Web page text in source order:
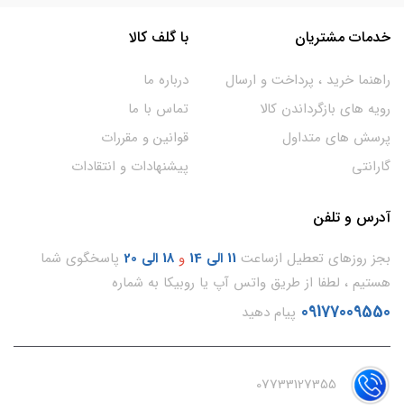
خدمات مشتریان
راهنما خرید ، پرداخت و ارسال
رویه های بازگرداندن کالا
پرسش های متداول
گارانتی
با گلف کالا
درباره ما
تماس با ما
قوانین و مقررات
پیشنهادات و انتقادات
آدرس و تلفن
بجز روزهای تعطیل ازساعت 11 الی 14 و 18 الی 20
پاسخگوی شما
هستیم ، لطفا از طریق واتس آپ یا روبیکا به شماره
09177009550 پیام دهید
07733127355